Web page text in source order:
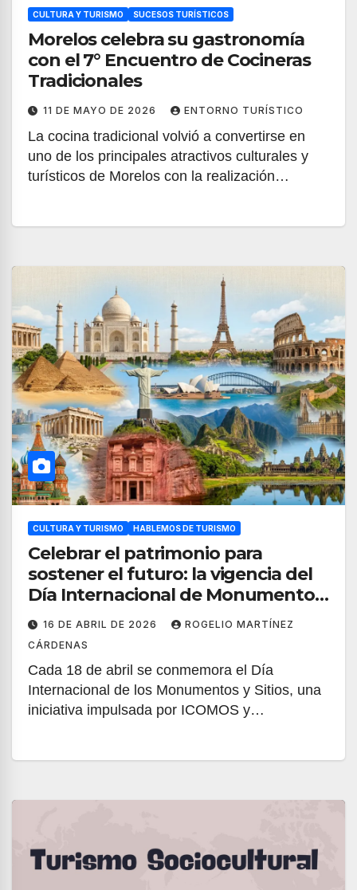
CULTURA Y TURISMO SUCESOS TURÍSTICOS
Morelos celebra su gastronomía
con el 7° Encuentro de Cocineras
Tradicionales
11 DE MAYO DE 2026 ENTORNO TURÍSTICO
La cocina tradicional volvió a convertirse en
uno de los principales atractivos culturales y
turísticos de Morelos con la realización…
CULTURA Y TURISMO HABLEMOS DE TURISMO
Celebrar el patrimonio para
sostener el futuro: la vigencia del
Día Internacional de Monumentos
y Sitios
16 DE ABRIL DE 2026
ROGELIO MARTÍNEZ
CÁRDENAS
Cada 18 de abril se conmemora el Día
Internacional de los Monumentos y Sitios, una
iniciativa impulsada por ICOMOS y…